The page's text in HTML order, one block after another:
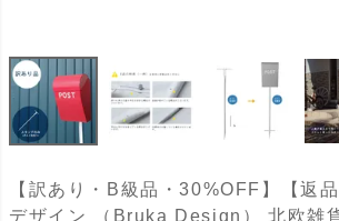
【訳あり・B級品・30%OFF】【返
デザイン （Bruka Design） 北欧雑